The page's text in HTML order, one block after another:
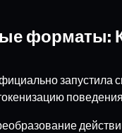
форматы:
запустила